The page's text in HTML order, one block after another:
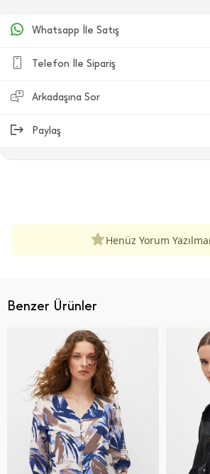
Whatsapp İle Satış
Telefon İle Sipariş
Arkadaşına Sor
Paylaş
Henüz Yorum
Benzer Ürünler